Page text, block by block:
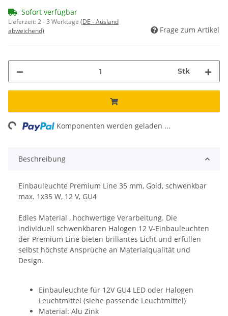
Sofort verfügbar
Lieferzeit:2 - 3 Werktage (DE - Ausland
abweichend)
Frage zum Artikel
Stk
Komponenten werden geladen ...
Beschreibung
Einbauleuchte Premium Line 35 mm, Gold, schwenkbar
max. 1x35 W, 12 V, GU4
Edles Material , hochwertige Verarbeitung. Die
individuell schwenkbaren Halogen 12 V-Einbauleuchten
der Premium Line bieten brillantes Licht und erfüllen
selbst höchste Ansprüche an Materialqualität und
Design.
Einbauleuchte für 12V GU4 LED oder Halogen
Leuchtmittel (siehe passende Leuchtmittel)
Material: Alu Zink